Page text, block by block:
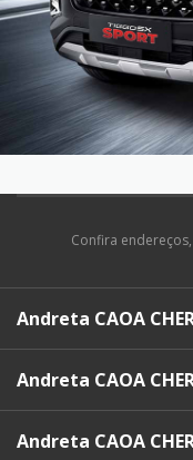
Confira
Andreta CAOA
Andreta CAOA
Andreta CAOA